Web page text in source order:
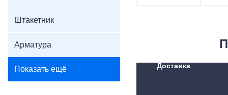
Штакетник
Арматура
Показать ещё Доставка